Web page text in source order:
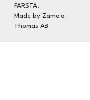
FARSTA.
Made by Zamolo
Thomas AB